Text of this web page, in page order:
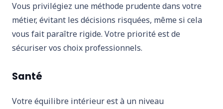
Vous privilégiez une méthode prudente dans votre
métier, évitant les décisions risquées, même si cela
vous fait paraître rigide. Votre priorité est de
sécuriser vos choix professionnels.
Santé
Votre équilibre intérieur est à un niveau